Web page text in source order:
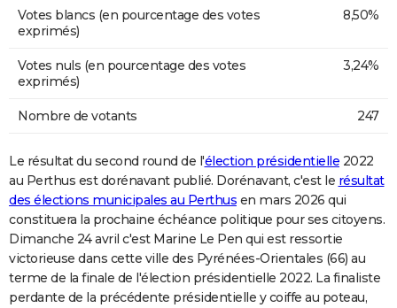
Votes blancs (en pourcentage des votes
exprimés)
8,50%
Votes nuls (en pourcentage des votes
exprimés)
3,24%
Nombre de votants 247
Le résultat du second round de l'élection présidentielle 2022
au Perthus est dorénavant publié. Dorénavant, c'est le résultat
des élections municipales au Perthus en mars 2026 qui
constituera la prochaine échéance politique pour ses citoyens.
Dimanche 24 avril c'est Marine Le Pen qui est ressortie
victorieuse dans cette ville des Pyrénées-Orientales (66) au
terme de la finale de l'élection présidentielle 2022. La finaliste
perdante de la précédente présidentielle y coiffe au poteau,